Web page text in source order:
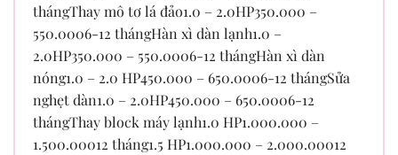
thángThay mô tơ lá đảo1.0 – 2.0HP350.000 –
550.0006-12 thángHàn xì dàn lạnh1.0 –
2.0HP350.000 – 550.0006-12 thángHàn xì dàn
nóng1.0 – 2.0 HP450.000 – 650.0006-12 thángSửa
nghẹt dàn1.0 – 2.0HP450.000 – 650.0006-12
thángThay block máy lạnh1.0 HP1.000.000 –
1.500.00012 tháng1.5 HP1.000.000 – 2.000.00012